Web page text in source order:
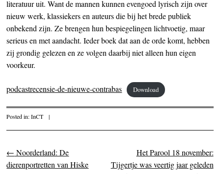
literatuur uit. Want de mannen kunnen evengoed lyrisch zijn over
nieuw werk, klassiekers en auteurs die bij het brede publiek
onbekend zijn. Ze brengen hun bespiegelingen lichtvoetig, maar
serieus en met aandacht. Ieder boek dat aan de orde komt, hebben
zij grondig gelezen en ze volgen daarbij niet alleen hun eigen
voorkeur.
podcastrecensie-de-nieuwe-contrabas Download
Posted in:InCT |
Post navigation
← Noorderland: De
dierenportretten van Hiske
Het Parool 18 november:
Tijgertje was veertig jaar geleden